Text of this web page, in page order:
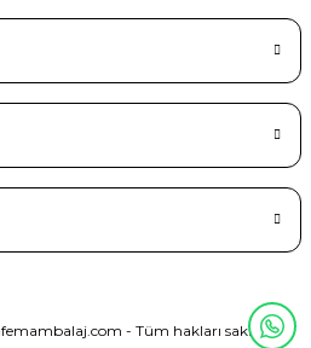
- Tüm hakları saklıdır.